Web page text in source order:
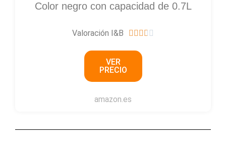
Color negro con capacidad de 0.7L
Valoración I&B     
VER
PRECIO
amazon.es